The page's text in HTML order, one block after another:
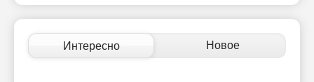
которую вы сами себе придумали.
-- Самое большое богатство — это ум. Самая большая нищета —
глупость. Из всех страхов самый пугающий — самолюбование.
Интересно Новое